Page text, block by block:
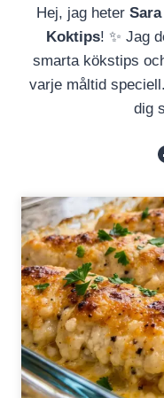
Hej, jag heter
Koktips! ✨ Jag
smarta kökstips
varje måltid
dig